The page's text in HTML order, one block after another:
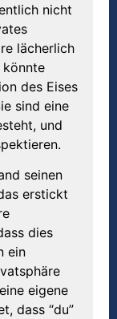
nicht
lächerlich
könnte
des Eises
sind eine
und
seinen
erstickt
dies
ein
eigene
dass “du”